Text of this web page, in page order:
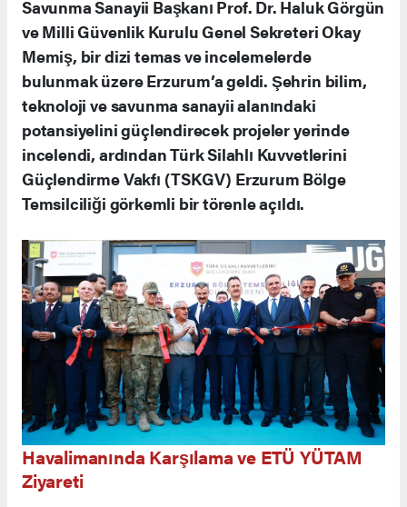
Savunma Sanayii Başkanı Prof. Dr. Haluk Görgün
ve Milli Güvenlik Kurulu Genel Sekreteri Okay
Memiş, bir dizi temas ve incelemelerde
bulunmak üzere Erzurum’a geldi. Şehrin bilim,
teknoloji ve savunma sanayii alanındaki
potansiyelini güçlendirecek projeler yerinde
incelendi, ardından Türk Silahlı Kuvvetlerini
Güçlendirme Vakfı (TSKGV) Erzurum Bölge
Temsilciliği görkemli bir törenle açıldı.
Havalimanında Karşılama ve ETÜ YÜTAM
Ziyareti